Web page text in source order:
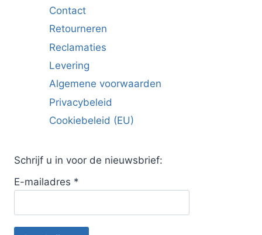
Contact
Retourneren
Reclamaties
Levering
Algemene voorwaarden
Privacybeleid
Cookiebeleid (EU)
Schrijf u in voor de nieuwsbrief:
E-mailadres *